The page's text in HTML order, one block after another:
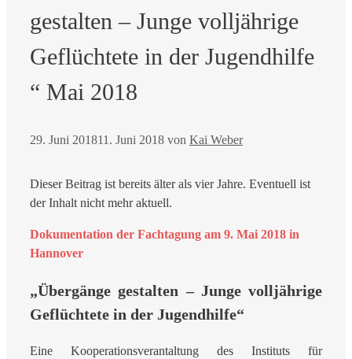
gestalten – Junge volljährige
Geflüchtete in der Jugendhilfe
“ Mai 2018
29. Juni 201811. Juni 2018 von Kai Weber
Dieser Beitrag ist bereits älter als vier Jahre. Eventuell ist
der Inhalt nicht mehr aktuell.
Dokumentation der Fachtagung am 9. Mai 2018 in
Hannover
„Übergänge gestalten – Junge volljährige
Geflüchtete in der Jugendhilfe“
Eine Kooperationsverantaltung des Instituts für